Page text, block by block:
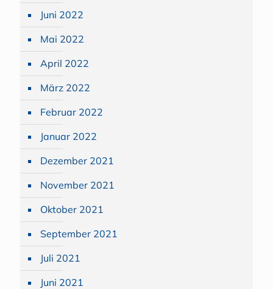
Juni 2022
Mai 2022
April 2022
März 2022
Februar 2022
Januar 2022
Dezember 2021
November 2021
Oktober 2021
September 2021
Juli 2021
Juni 2021